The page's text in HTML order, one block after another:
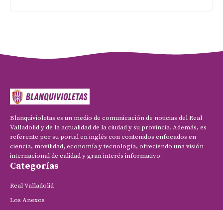
Blanquivioletas es un medio de comunicación de noticias del Real
Valladolid y de la actualidad de la ciudad y su provincia. Además, es
referente por su portal en inglés con contenidos enfocados en
ciencia, movilidad, economía y tecnología, ofreciendo una visión
internacional de calidad y gran interés informativo.
Categorías
Real Valladolid
Los Anexos